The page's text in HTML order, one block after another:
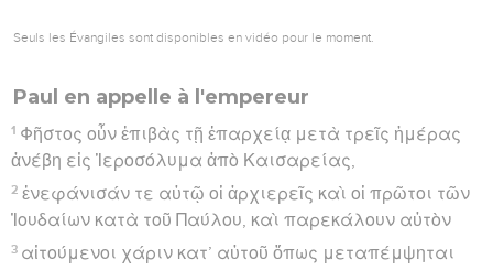
Seuls les Évangiles sont disponibles en vidéo pour le moment.
Paul en appelle à l'empereur
1 Φῆστος οὖν ἐπιβὰς τῇ ἐπαρχείᾳ μετὰ τρεῖς ἡμέρας
ἀνέβη εἰς Ἱεροσόλυμα ἀπὸ Καισαρείας,
2 ἐνεφάνισάν τε αὐτῷ οἱ ἀρχιερεῖς καὶ οἱ πρῶτοι τῶν
Ἰουδαίων κατὰ τοῦ Παύλου, καὶ παρεκάλουν αὐτὸν
3 αἰτούμενοι χάριν κατ’ αὐτοῦ ὅπως μεταπέμψηται